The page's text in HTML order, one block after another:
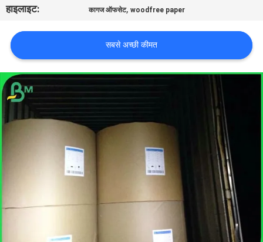
करें
समाचार
मामले
साइटमैप
गोपनीयता
नीति
हाइलाइट:
कागज ऑफसेट,woodfree paper
सबसे अच्छी कीमत